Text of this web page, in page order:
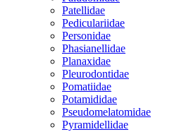
Patellidae
Pediculariidae
Personidae
Phasianellidae
Planaxidae
Pleurodontidae
Pomatiidae
Potamididae
Pseudomelatomidae
Pyramidellidae